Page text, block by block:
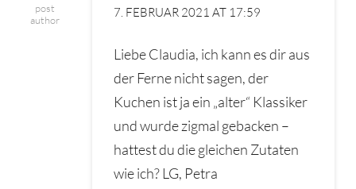
post
author
7. FEBRUAR 2021 AT 17:59
Liebe Claudia, ich kann es dir aus
der Ferne nicht sagen, der
Kuchen ist ja ein „alter“ Klassiker
und wurde zigmal gebacken –
hattest du die gleichen Zutaten
wie ich? LG, Petra